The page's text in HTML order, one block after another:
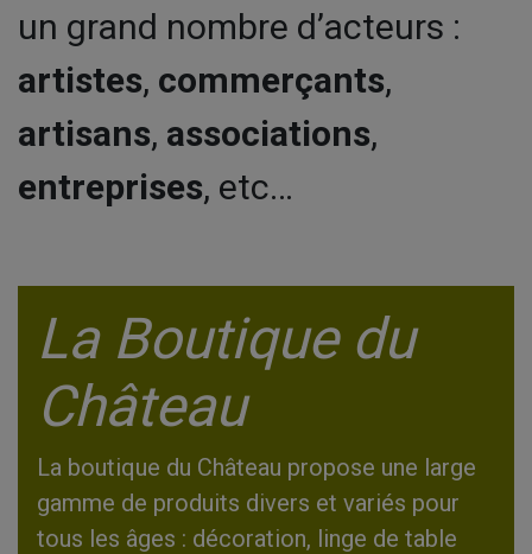
VIVANT
CENTRES
ADULTES
PRIVÉS
PÉRIODES
un grand nombre d’acteurs :
artistes, commerçants,
artisans, associations,
entreprises, etc…
La Boutique du
Château
La boutique du Château propose une large
gamme de produits divers et variés pour
tous les âges : décoration, linge de table